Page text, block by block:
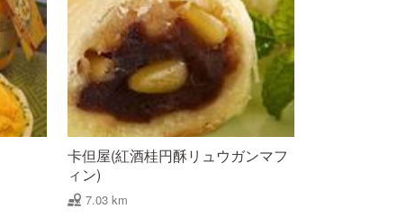
卡但屋(紅酒桂円酥リュウガンマフ
ィン)
7.03 km